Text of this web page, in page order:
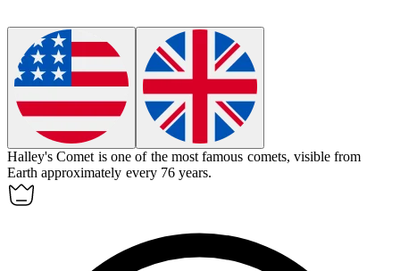
Halley's Comet is one of the most famous comets, visible from
Earth approximately every 76 years.